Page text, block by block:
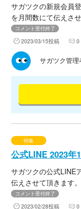
サガツクの新規会員
を月間数にて伝えさ
数をブログにてまと
いませ。
コメント受付終了
2023/03/15投稿 0
サガツク管理
特集
公式LINE 2023年
サガツクの公式LINE
伝えさせて頂きます
ログにてまとめまし
せ。
コメント受付終了
2023/02/28投稿 0